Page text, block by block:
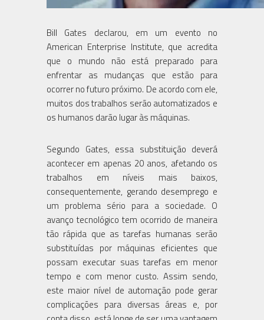
Bill Gates declarou, em um evento no
American Enterprise Institute, que acredita
que o mundo não está preparado para
enfrentar as mudanças que estão para
ocorrer no futuro próximo. De acordo com ele,
muitos dos trabalhos serão automatizados e
os humanos darão lugar às máquinas.
Segundo Gates, essa substituição deverá
acontecer em apenas 20 anos, afetando os
trabalhos em níveis mais baixos,
consequentemente, gerando desemprego e
um problema sério para a sociedade. O
avanço tecnológico tem ocorrido de maneira
tão rápida que as tarefas humanas serão
substituídas por máquinas eficientes que
possam executar suas tarefas em menor
tempo e com menor custo. Assim sendo,
este maior nível de automação pode gerar
complicações para diversas áreas e, por